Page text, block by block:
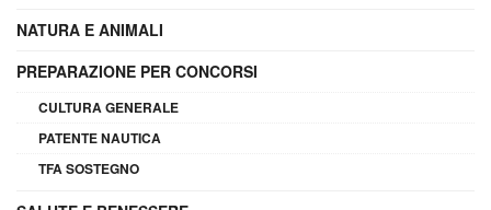
NATURA E ANIMALI
PREPARAZIONE PER CONCORSI
CULTURA GENERALE
PATENTE NAUTICA
TFA SOSTEGNO